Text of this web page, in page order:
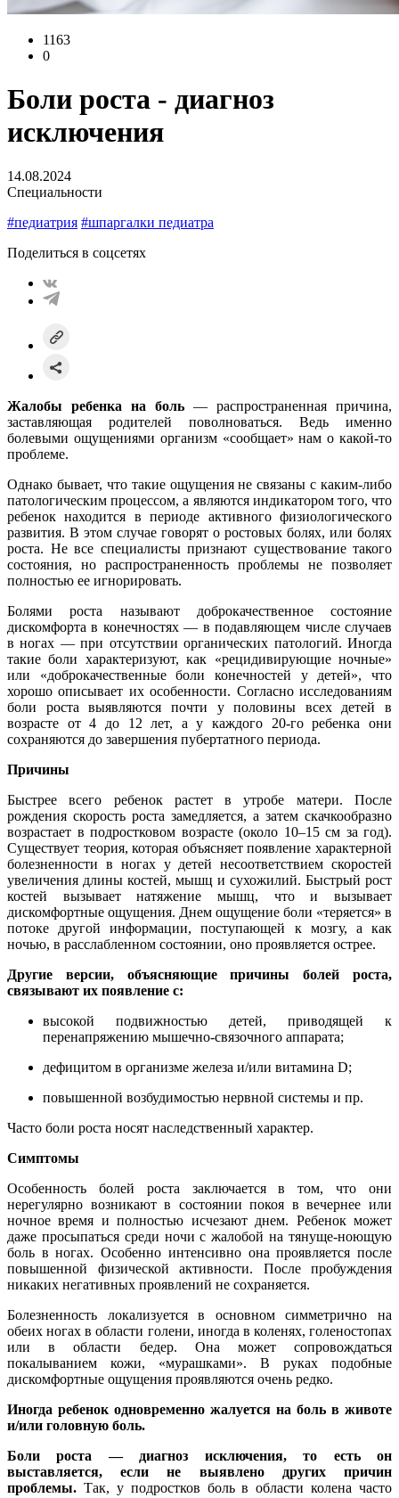
1163
0
Боли роста - диагноз
исключения
14.08.2024
Специальности
#педиатрия #шпаргалки педиатра
Поделиться в соцсетях
Жалобы ребенка на боль — распространенная причина,
заставляющая родителей поволноваться. Ведь именно
болевыми ощущениями организм «сообщает» нам о какой-то
проблеме.
Однако бывает, что такие ощущения не связаны с каким-либо
патологическим процессом, а являются индикатором того, что
ребенок находится в периоде активного физиологического
развития. В этом случае говорят о ростовых болях, или болях
роста. Не все специалисты признают существование такого
состояния, но распространенность проблемы не позволяет
полностью ее игнорировать.
Болями роста называют доброкачественное состояние
дискомфорта в конечностях — в подавляющем числе случаев
в ногах — при отсутствии органических патологий. Иногда
такие боли характеризуют, как «рецидивирующие ночные»
или «доброкачественные боли конечностей у детей», что
хорошо описывает их особенности. Согласно исследованиям
боли роста выявляются почти у половины всех детей в
возрасте от 4 до 12 лет, а у каждого 20-го ребенка они
сохраняются до завершения пубертатного периода.
Причины
Быстрее всего ребенок растет в утробе матери. После
рождения скорость роста замедляется, а затем скачкообразно
возрастает в подростковом возрасте (около 10–15 см за год).
Существует теория, которая объясняет появление характерной
болезненности в ногах у детей несоответствием скоростей
увеличения длины костей, мышц и сухожилий. Быстрый рост
костей вызывает натяжение мышц, что и вызывает
дискомфортные ощущения. Днем ощущение боли «теряется» в
потоке другой информации, поступающей к мозгу, а как
ночью, в расслабленном состоянии, оно проявляется острее.
Другие версии, объясняющие причины болей роста,
связывают их появление с:
высокой подвижностью детей, приводящей к
перенапряжению мышечно-связочного аппарата;
дефицитом в организме железа и/или витамина D;
повышенной возбудимостью нервной системы и пр.
Часто боли роста носят наследственный характер.
Симптомы
Особенность болей роста заключается в том, что они
нерегулярно возникают в состоянии покоя в вечернее или
ночное время и полностью исчезают днем. Ребенок может
даже просыпаться среди ночи с жалобой на тянуще-ноющую
боль в ногах. Особенно интенсивно она проявляется после
повышенной физической активности. После пробуждения
никаких негативных проявлений не сохраняется.
Болезненность локализуется в основном симметрично на
обеих ногах в области голени, иногда в коленях, голеностопах
или в области бедер. Она может сопровождаться
покалыванием кожи, «мурашками». В руках подобные
дискомфортные ощущения проявляются очень редко.
Иногда ребенок одновременно жалуется на боль в животе
и/или головную боль.
Боли роста — диагноз исключения, то есть он
выставляется, если не выявлено других причин
проблемы. Так, у подростков боль в области колена часто